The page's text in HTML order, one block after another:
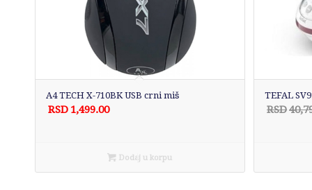
A4 TECH X-710BK USB crni miš
RSD 1,499.00
Dodaj u korpu
TEFAL
RSD